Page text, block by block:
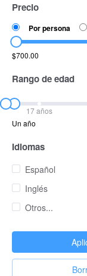
Precio
Por persona
$700.00
Rango de edad
17 años
Un año
Idiomas
Español
Inglés
Otros...